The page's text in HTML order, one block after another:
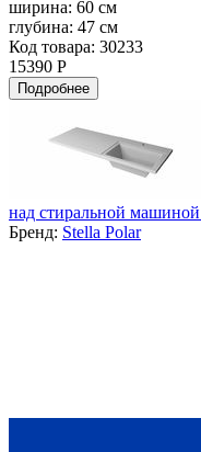
ширина: 60 см
глубина: 47 см
Код товара: 30233
15390 Р
Подробнее
над стиральной
Бренд: Stella Polar